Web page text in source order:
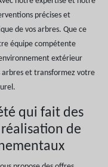
précises et
de vos arbres. Que ce
équipe compétente
extérieur
arbres et transformez votre
qui fait des
de